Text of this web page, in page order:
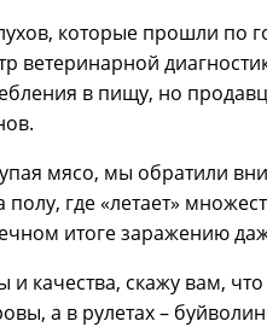
которые прошли по
ветеринарной
в пищу, но
мясо, мы обратили
где «летает»
итоге заражению
и качества, скажу вам,
а в рулетах –